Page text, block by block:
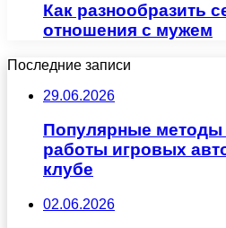
Как разнообразить
отношения с мужем
Последние записи
29.06.2026
Популярные методы
работы игровых
клубе
02.06.2026